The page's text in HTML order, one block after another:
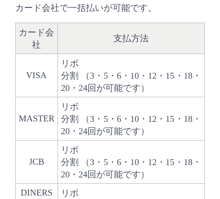
カード会社で一括払いが可能です。
カード会
社
支払方法
VISA
リボ
分割 （3・5・6・10・12・15・18・
20・24回が可能です）
MASTER
リボ
分割 （3・5・6・10・12・15・18・
20・24回が可能です）
JCB
リボ
分割 （3・5・6・10・12・15・18・
20・24回が可能です）
DINERS
リボ